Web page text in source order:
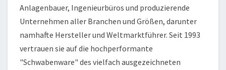
Anlagenbauer, Ingenieurbüros und produzierende
Unternehmen aller Branchen und Größen, darunter
namhafte Hersteller und Weltmarktführer. Seit 1993
vertrauen sie auf die hochperformante
"Schwabenware" des vielfach ausgezeichneten